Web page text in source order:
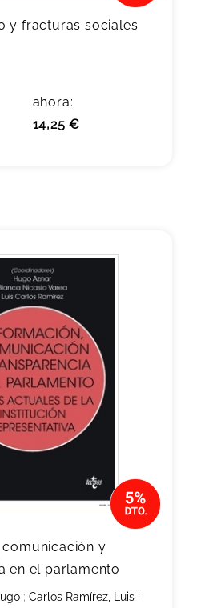
y fracturas sociales
ahora:
14,25 €
y
en el parlamento
; Carlos Ramírez, Luis ;